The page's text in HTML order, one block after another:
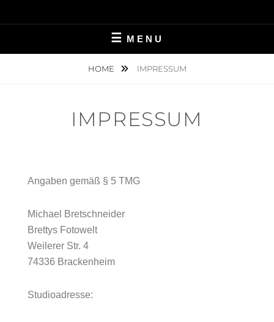
MENU
HOME IMPRESSUM
IMPRESSUM
Angaben gemäß § 5 TMG
Michael Bretschneider
Brettys Fotowelt
Weilerer Str. 4
74336 Brackenheim
Studioadresse: